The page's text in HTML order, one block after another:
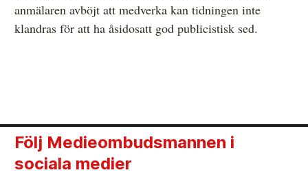
anmälaren avböjt att medverka kan tidningen inte
klandras för att ha åsidosatt god publicistisk sed.
Följ Medieombudsmannen i
sociala medier